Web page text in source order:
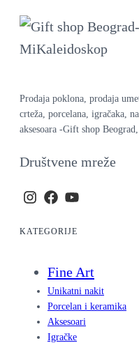
Prodaja poklona, prodaja
crteža, porcelana, igračaka,
aksesoara -Gift shop
Društvene mreže
KATEGORIJE
Fine Art
Unikatni nakit
Porcelan i keramika
Aksesoari
Igračke